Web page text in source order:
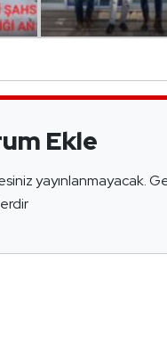
Ekle
yayınlanmayacak.